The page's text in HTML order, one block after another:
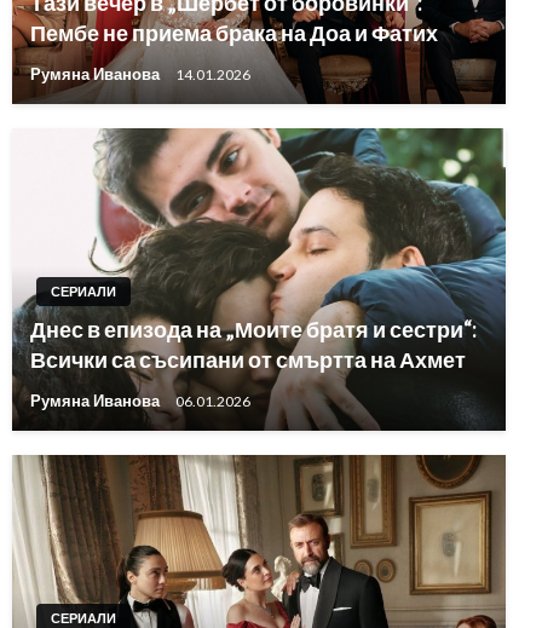
Пембе не приема брака на Доа и Фатих
Румяна Иванова 14.01.2026
СЕРИАЛИ
Днес в епизода на „Моите братя и сестри“:
Всички са съсипани от смъртта на Ахмет
Румяна Иванова 06.01.2026
СЕРИАЛИ